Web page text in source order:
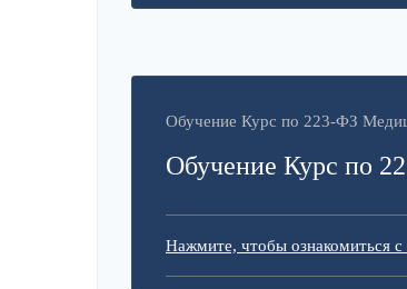
Обучение Курс по 223-ФЗ
Обучение Курс по
Нажмите, чтобы ознакомиться